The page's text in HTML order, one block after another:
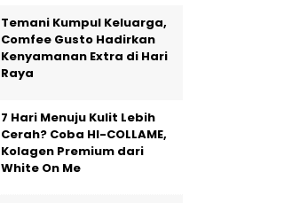
Temani Kumpul Keluarga,
Comfee Gusto Hadirkan
Kenyamanan Extra di Hari
Raya
7 Hari Menuju Kulit Lebih
Cerah? Coba HI-COLLAME,
Kolagen Premium dari
White On Me